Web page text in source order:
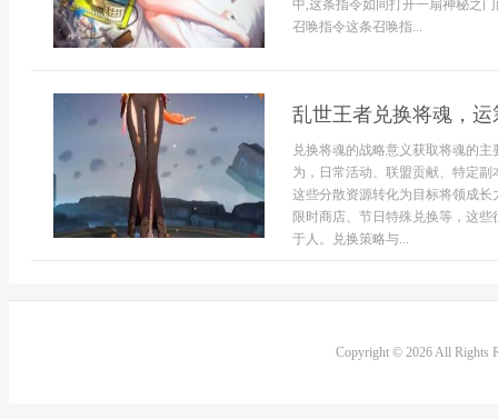
中,这条指令如同打开一扇神秘之
召唤指令这条召唤指...
乱世王者兑换将魂，
兑换将魂的战略意义获取将魂的
为，日常活动、联盟贡献、特定
这些分散资源转化为目标将领成
限时商店、节日特殊兑换等，这
于人。兑换策略与...
Copyright © 2026 All Rights